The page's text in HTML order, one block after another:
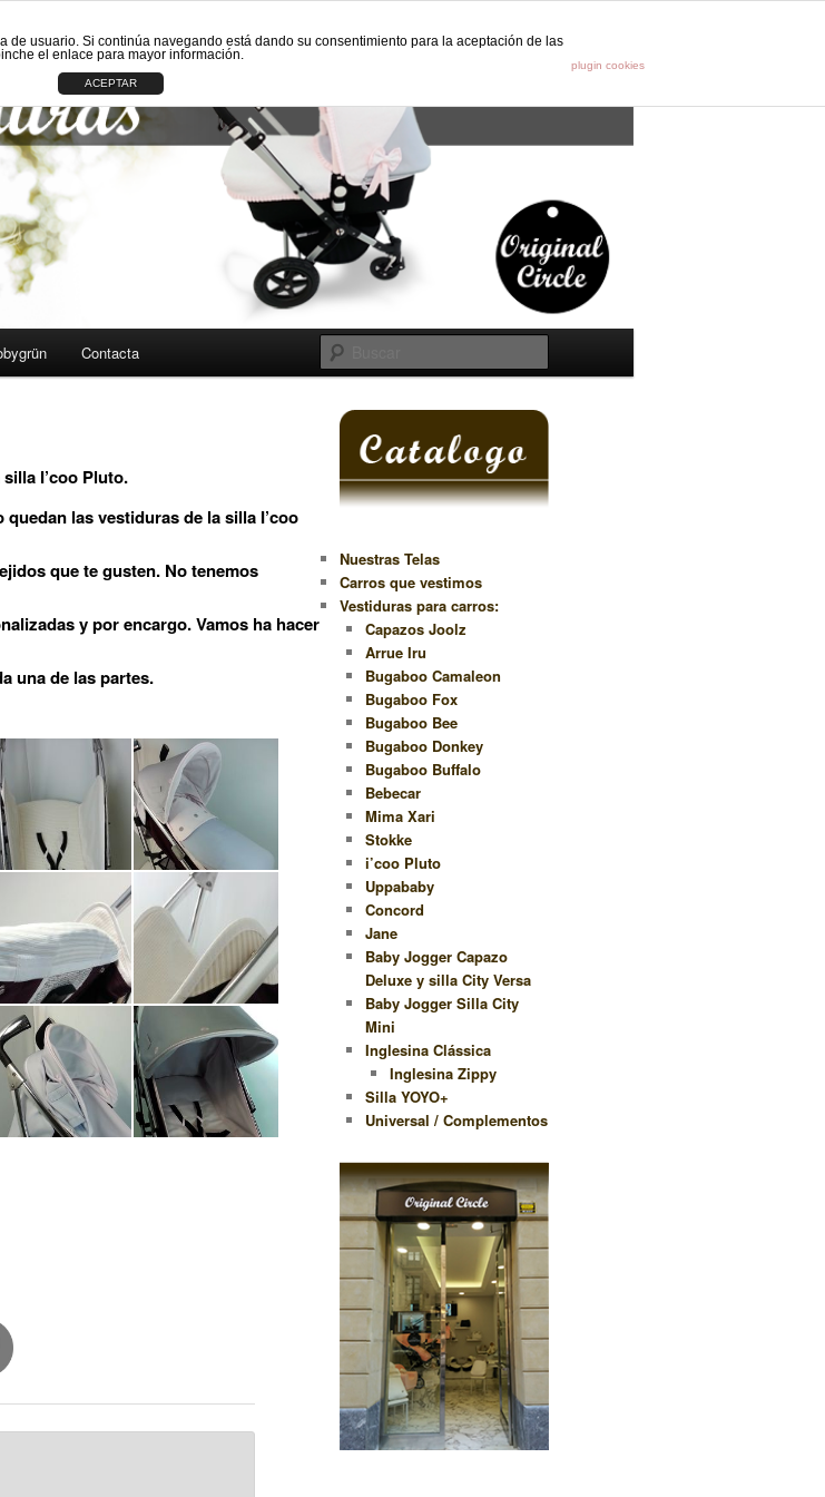
de usuario. Si continúa navegando está dando su consentimiento para la aceptación de las
el enlace para mayor información.
plugin cookies
ACEPTAR
Capotas, Capazos, Sombrillas, Bolsos
Contacta
I’coo Pluto.
las vestiduras de la silla I’coo
que te gusten. No tenemos
y por encargo. Vamos ha hacer
una de las partes.
Nuestras Telas
Carros que vestimos
Vestiduras para carros:
Capazos Joolz
Arrue Iru
Bugaboo Camaleon
Bugaboo Fox
Bugaboo Bee
Bugaboo Donkey
Bugaboo Buffalo
Bebecar
Mima Xari
Stokke
i’coo Pluto
Uppababy
Concord
Jane
Baby Jogger Capazo
Deluxe y silla City Versa
Baby Jogger Silla City
Mini
Inglesina Clássica
Inglesina Zippy
Silla YOYO+
Universal / Complementos